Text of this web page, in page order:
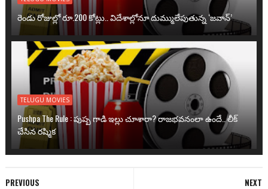
రెండు రోజుల్లో రూ.200 కోట్లు.. విదేశాల్లోనూ దుమ్ములేపుతున్న ‘జవాన్’
TELUGU MOVIES
Pushpa The Rule : పుష్ప గాడి ఇల్లు చూశారా? రాజభవనంలా ఉందే.. లీక్
చేసిన రష్మిక
NEXT
PREVIOUS